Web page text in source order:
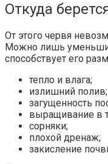
Откуда
От этого червя
Можно лишь
способствует его
тепло и влага;
излишний полив;
загущенность
выращивание в
сорняки;
плохой дренаж;
закисление